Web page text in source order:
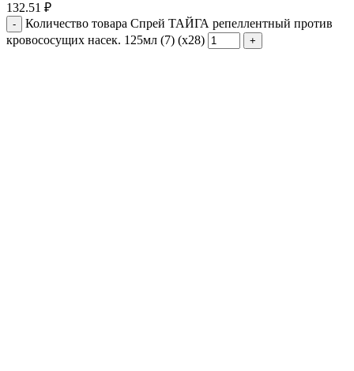
132.51 ₽
Количество товара Спрей ТАЙГА репеллентный против
кровососущих насек. 125мл (7) (х28)